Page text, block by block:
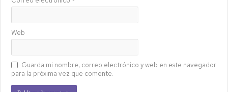
Web
Guarda mi nombre, correo electrónico y web en este navegador
para la próxima vez que comente.